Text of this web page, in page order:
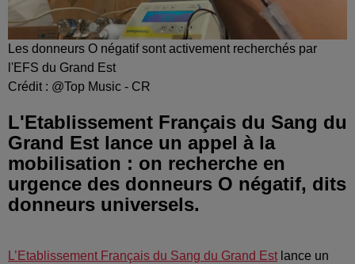
Les donneurs O négatif sont activement recherchés par
l'EFS du Grand Est
Crédit : @Top Music - CR
L'Etablissement Français du Sang du
Grand Est lance un appel à la
mobilisation : on recherche en
urgence des donneurs O négatif, dits
donneurs universels.
L’Etablissement Français du Sang du Grand Est lance un